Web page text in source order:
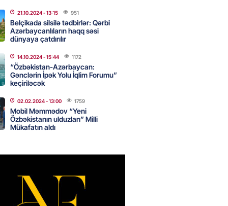
- 14:30
dən mikro biznes
5%-dək endirim
- 14:28 86
avtomobil qaçıran və
mobil telefon oğurlayan
karta istədiyiniz qədər
edə bilərsiniz – VİDEO
21.10.2024- 13:15 951
Belçikada silsilə tədbirlər: Qərbi
Azərbaycanlıların haqq səsi
dünyaya çatdırılır
14.10.2024- 15:44 1172
“Özbəkistan-Azərbaycan:
Gənclərin İpək Yolu İqlim Forumu”
keçiriləcək
02.02.2024- 13:00 1759
Mobil Məmmədov “Yeni
Özbəkistanın ulduzları” Milli
Mükafatın aldı